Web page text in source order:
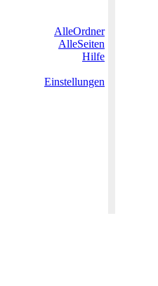
AlleOrdner
AlleSeiten
Hilfe
Einstellungen